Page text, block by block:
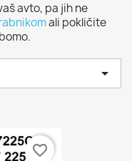
avto, pa jih ne
ali pokličite

favorite_border